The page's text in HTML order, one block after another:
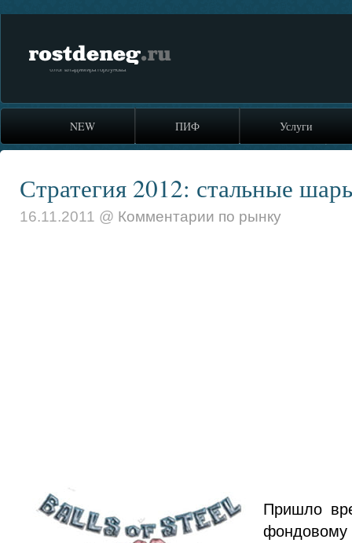
rostdeneg.ru
блог владимира горбунова
NEW ПИФ Услуги
Стратегия 2012: стальные
16.11.2011 @ Комментарии по рынку
Пришло